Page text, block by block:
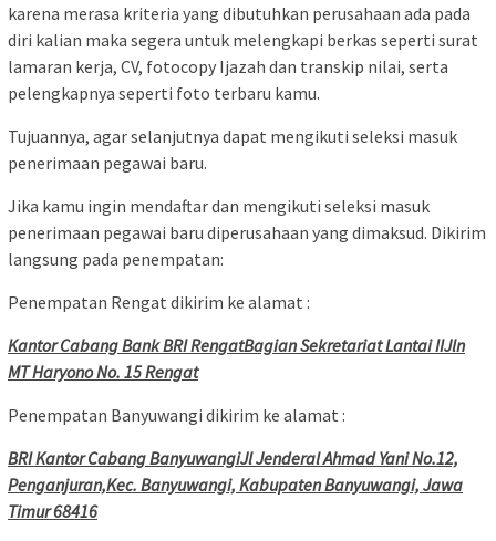
karena merasa kriteria yang dibutuhkan perusahaan ada pada
diri kalian maka segera untuk melengkapi berkas seperti surat
lamaran kerja, CV, fotocopy Ijazah dan transkip nilai, serta
pelengkapnya seperti foto terbaru kamu.
Tujuannya, agar selanjutnya dapat mengikuti seleksi masuk
penerimaan pegawai baru.
Jika kamu ingin mendaftar dan mengikuti seleksi masuk
penerimaan pegawai baru diperusahaan yang dimaksud. Dikirim
langsung pada penempatan:
Penempatan Rengat dikirim ke alamat :
Kantor Cabang Bank BRI RengatBagian Sekretariat Lantai IIJln
MT Haryono No. 15 Rengat
Penempatan Banyuwangi dikirim ke alamat :
BRI Kantor Cabang BanyuwangiJl Jenderal Ahmad Yani No.12,
Penganjuran,Kec. Banyuwangi, Kabupaten Banyuwangi, Jawa
Timur 68416